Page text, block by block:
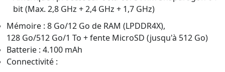
bit (Max. 2,8 GHz + 2,4 GHz + 1,7 GHz)
Mémoire : 8 Go/12 Go de RAM (LPDDR4X),
128 Go/512 Go/1 To + fente MicroSD (jusqu'à 512 Go)
Batterie : 4.100 mAh
Connectivité :